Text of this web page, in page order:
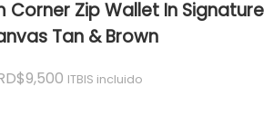
Corner Zip Wallet In Signature
Tan & Brown
9,500 ITBIS incluido